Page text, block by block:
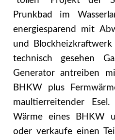
Prunkbad im
energiesparend mit
und
technisch gesehen
Generator antreiben
BHKW plus
maultierreitender
Wärme eines BHKW
oder verkaufe einen